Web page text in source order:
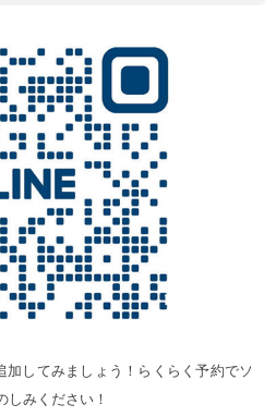
してみましょう！らくらく予約でソ
しみください！